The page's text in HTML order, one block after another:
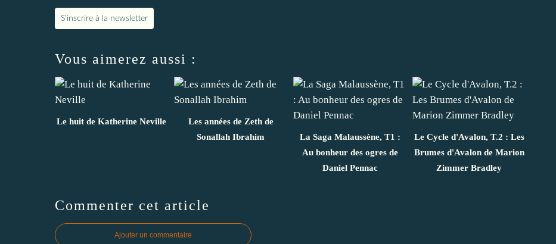
S'inscrire à la newsletter
Vous aimerez aussi :
Le huit de Katherine Neville
Les années de Zeth de
Sonallah Ibrahim
La Saga Malaussène, T1 :
Au bonheur des ogres de
Daniel Pennac
Le Cycle d'Avalon, T.2 : Les
Brumes d'Avalon de Marion
Zimmer Bradley
Commenter cet article
Ajouter un commentaire